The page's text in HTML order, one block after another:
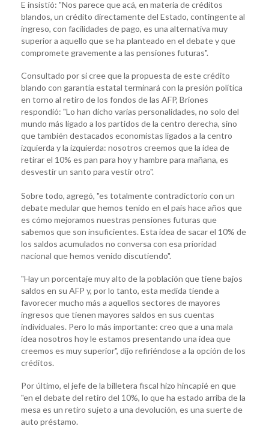
E insistió: "Nos parece que acá, en materia de créditos
blandos, un crédito directamente del Estado, contingente al
ingreso, con facilidades de pago, es una alternativa muy
superior a aquello que se ha planteado en el debate y que
compromete gravemente a las pensiones futuras".
Consultado por si cree que la propuesta de este crédito
blando con garantía estatal terminará con la presión política
en torno al retiro de los fondos de las AFP, Briones
respondió: "Lo han dicho varias personalidades, no solo del
mundo más ligado a los partidos de la centro derecha, sino
que también destacados economistas ligados a la centro
izquierda y la izquierda: nosotros creemos que la idea de
retirar el 10% es pan para hoy y hambre para mañana, es
desvestir un santo para vestir otro".
Sobre todo, agregó, "es totalmente contradictorio con un
debate medular que hemos tenido en el país hace años que
es cómo mejoramos nuestras pensiones futuras que
sabemos que son insuficientes. Esta idea de sacar el 10% de
los saldos acumulados no conversa con esa prioridad
nacional que hemos venido discutiendo".
"Hay un porcentaje muy alto de la población que tiene bajos
saldos en su AFP y, por lo tanto, esta medida tiende a
favorecer mucho más a aquellos sectores de mayores
ingresos que tienen mayores saldos en sus cuentas
individuales. Pero lo más importante: creo que a una mala
idea nosotros hoy le estamos presentando una idea que
creemos es muy superior", dijo refiriéndose a la opción de los
créditos.
Por último, el jefe de la billetera fiscal hizo hincapié en que
"en el debate del retiro del 10%, lo que ha estado arriba de la
mesa es un retiro sujeto a una devolución, es una suerte de
auto préstamo.